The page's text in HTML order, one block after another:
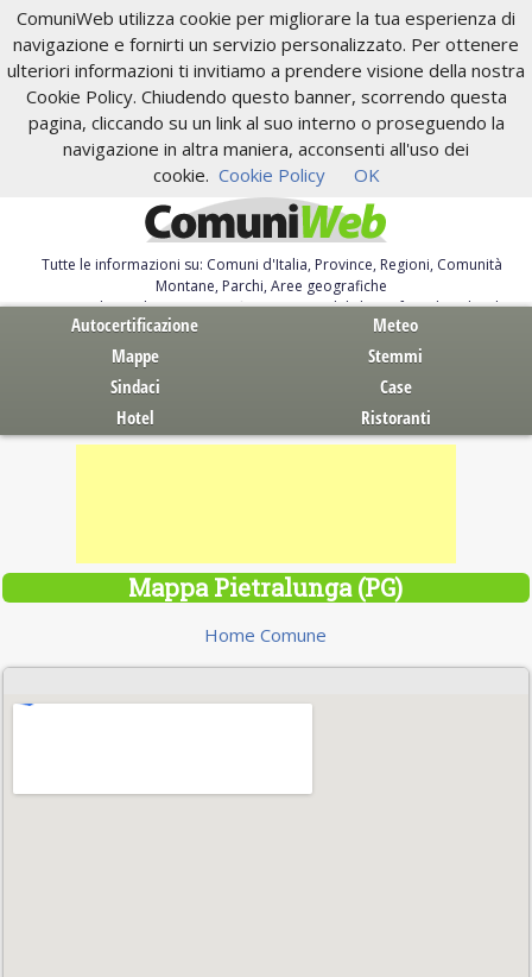
ComuniWeb utilizza cookie per migliorare la tua esperienza di
navigazione e fornirti un servizio personalizzato. Per ottenere
ulteriori informazioni ti invitiamo a prendere visione della nostra
Cookie Policy. Chiudendo questo banner, scorrendo questa
pagina, cliccando su un link al suo interno o proseguendo la
navigazione in altra maniera, acconsenti all'uso dei
cookie. Cookie Policy OK
Tutte le informazioni su: Comuni d'Italia, Province, Regioni, Comunità
Montane, Parchi, Aree geografiche
Servizi al Cittadino. Autocertificazione, moduli, leggi, free download
Autocertificazione
Meteo
Mappe
Stemmi
Sindaci
Case
Hotel
Ristoranti
Mappa Pietralunga (PG)
Home Comune